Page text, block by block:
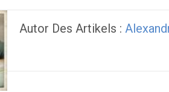
Autor Des Artikels :